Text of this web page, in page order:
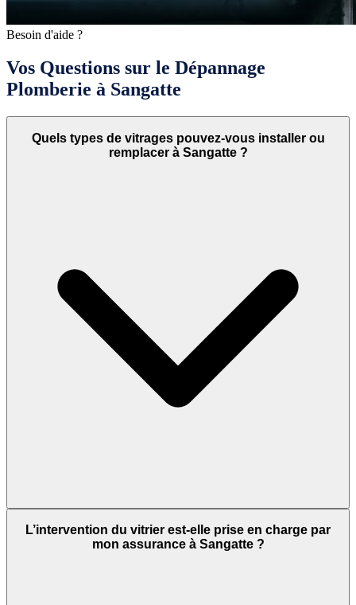
Besoin d'aide ?
Vos Questions sur le Dépannage
Plomberie à Sangatte
Quels types de vitrages pouvez-vous installer ou
remplacer à Sangatte ?
L’intervention du vitrier est-elle prise en charge par
mon assurance à Sangatte ?